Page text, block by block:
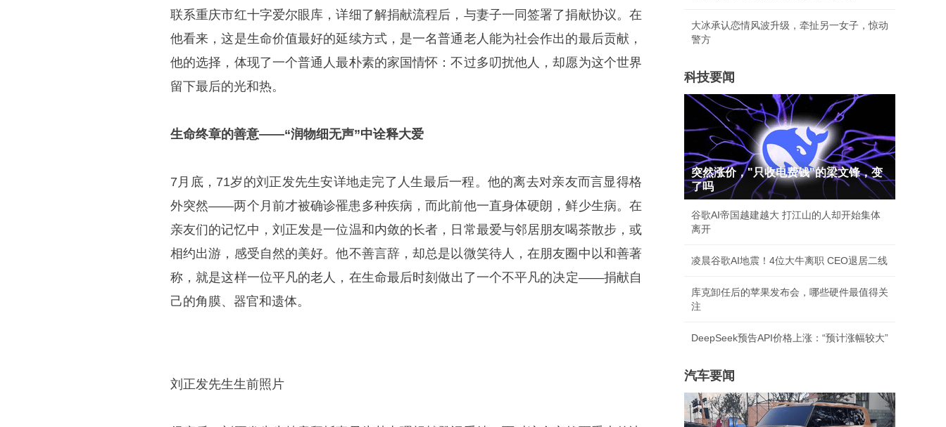
联系重庆市红十字爱尔眼库，详细了解捐献流程后，与妻子一同签署了捐献协议。在
他看来，这是生命价值最好的延续方式，是一名普通老人能为社会作出的最后贡献，
他的选择，体现了一个普通人最朴素的家国情怀：不过多叨扰他人，却愿为这个世界
留下最后的光和热。
生命终章的善意——“润物细无声”中诠释大爱
7月底，71岁的刘正发先生安详地走完了人生最后一程。他的离去对亲友而言显得格
外突然——两个月前才被确诊罹患多种疾病，而此前他一直身体硬朗，鲜少生病。在
亲友们的记忆中，刘正发是一位温和内敛的长者，日常最爱与邻居朋友喝茶散步，或
相约出游，感受自然的美好。他不善言辞，却总是以微笑待人，在朋友圈中以和善著
称，就是这样一位平凡的老人，在生命最后时刻做出了一个不平凡的决定——捐献自
己的角膜、器官和遗体。
刘正发先生生前照片
大冰承认恋情风波升级，牵扯另一女子，惊动
警方
科技要闻
突然涨价，"只收电费钱"的梁文锋，变
了吗
谷歌AI帝国越建越大 打江山的人却开始集体
离开
凌晨谷歌AI地震！4位大牛离职 CEO退居二线
库克卸任后的苹果发布会，哪些硬件最值得关
注
DeepSeek预告API价格上涨：“预计涨幅较大”
汽车要闻